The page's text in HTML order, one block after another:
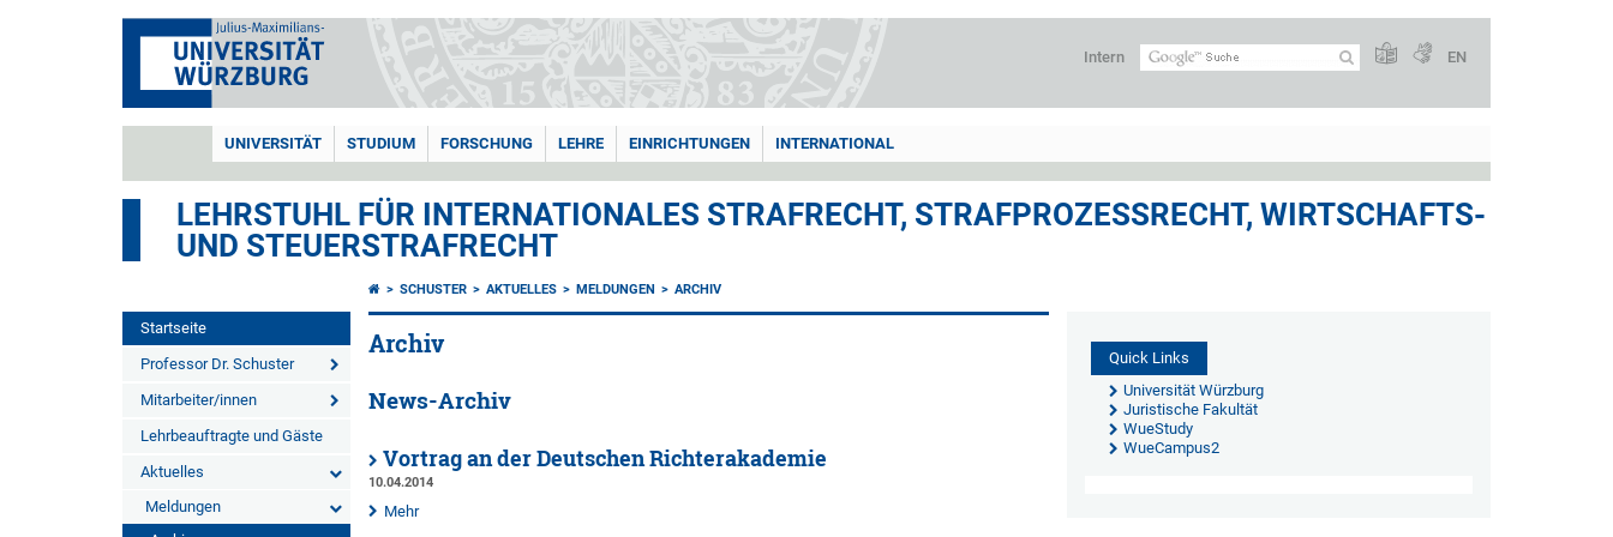
Intern EN
UNIVERSITÄT STUDIUM FORSCHUNG LEHRE EINRICHTUNGEN INTERNATIONAL
LEHRSTUHL FÜR INTERNATIONALES STRAFRECHT, STRAFPROZESSRECHT, WIRTSCHAFTS-
UND STEUERSTRAFRECHT
Startseite
Professor Dr. Schuster
Mitarbeiter/innen
Lehrbeauftragte und Gäste
Aktuelles
Meldungen
SCHUSTER AKTUELLES MELDUNGEN ARCHIV
Archiv
News-Archiv
Vortrag an der Deutschen Richterakademie
10.04.2014
Mehr
Quick Links
Universität Würzburg
Juristische Fakultät
WueStudy
WueCampus2